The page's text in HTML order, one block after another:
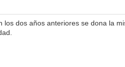
los dos años anteriores se dona la